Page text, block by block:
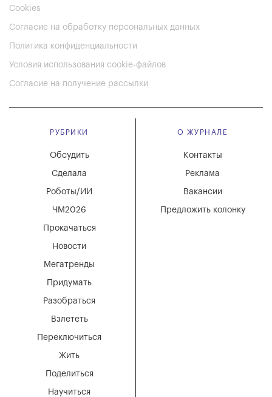
Cookies
Согласие на обработку персональных данных
Политика конфиденциальности
Условия использования cookie-файлов
Согласие на получение рассылки
РУБРИКИ
Мегатренды
Придумать
Разобраться
Взлететь
Новости
Переключиться
Жить
Поделиться
Научиться
Обсудить
Сделала
Роботы/ИИ
ЧМ2026
Прокачаться
О ЖУРНАЛЕ
Вакансии
Реклама
Контакты
Предложить колонку